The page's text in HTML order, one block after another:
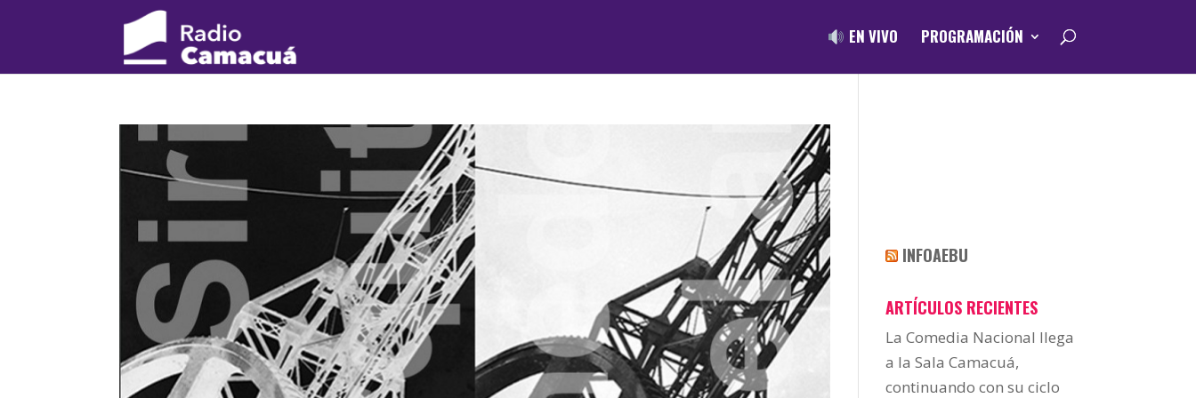
EN VIVO PROGRAMACIÓN
INFOAEBU
ARTÍCULOS RECIENTES
La Comedia Nacional llega
a la Sala Camacuá,
continuando con su ciclo